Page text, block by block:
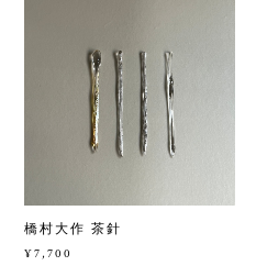
橋村大作 茶針
¥7,700